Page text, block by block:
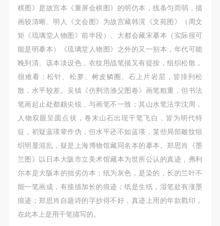
棋图》是故宫本《重屏会棋图》的明仿本，线条匀而弱，描
画较清晰。明人《文会图》为故宫藏韩滉《文苑图》（周文
矩《琉璃堂人物图》前半段）、大都会藏宋摹本（实际很可
能是明摹本）《琉璃堂人物图》之外的又一别本，年代可能
晚到清。该本淡设色，衣纹用战笔描又有提按，组织松散，
很难看；松针、松萝、树皮鳞圈、石上片岩层，皆排列松
散，水平较差。吴镇《仿荆浩渔父图卷》画笔粗重，但书法
笔画起止处都颇尖锐，与画笔不一致；其山水笔法学沈周，
人物双眼呈圆点状，卷末山石出现干笔飞白，皆为明代特
征，初疑蓝瑛辈作伪，但水平还不如蓝瑛，某些局部皴纹组
织明显混乱，疑是上海博物馆藏同名本的摹本。郑思肖《墨
兰图》以日本大阪市立美术馆藏本为世所公认的真迹，弗利
尔本是大阪本的拙劣仿本；纸为灰色，是染的，长的兰叶不
能一笔画成，有接描加长的痕迹；纸是生纸，湿笔处有涨墨
痕迹；郑思肖自题诗的字抄得不好，真迹上用的年款戳印，
在此本上是用干笔描写的。